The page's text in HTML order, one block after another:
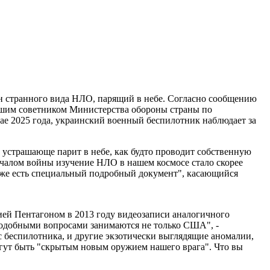
странного вида НЛО, парящий в небе. Согласно сообщению
советником Министерства обороны страны по
2025 года, украинский военный беспилотник наблюдает за
парит в небе, как будто проводит собственную
войны изучение НЛО в нашем космосе стало скорее
есть специальный подробный документ", касающийся
Пентагоном в 2013 году видеозаписи аналогичного
вопросами занимаются не только США", -
и другие экзотически выглядящие аномалии,
быть "скрытым новым оружием нашего врага". Что вы